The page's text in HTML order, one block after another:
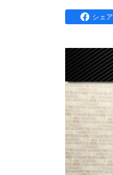
シェア